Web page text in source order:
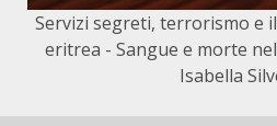
Servizi segreti, terrorismo e
eritrea - Sangue e morte
Isabella